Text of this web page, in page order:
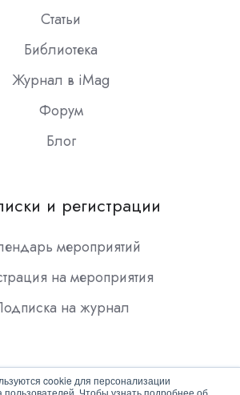
cookie для персонализации
пользователей. Чтобы узнать подробнее об
Статьи
Библиотека
Журнал в iMag
Форум
Блог
и регистрации
мероприятий
на мероприятия
на журнал